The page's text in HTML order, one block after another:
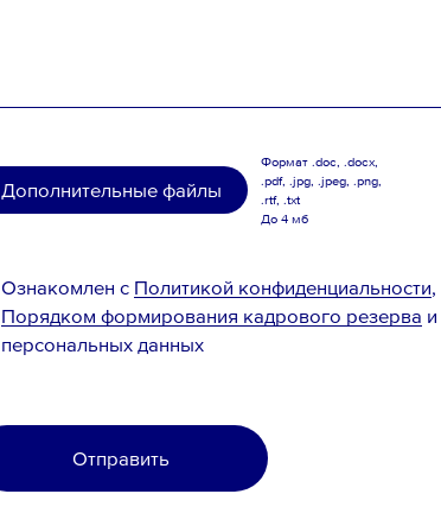
Дополнительные файлы
Формат .doc, .docx,
.pdf, .jpg, .jpeg, .png,
.rtf, .txt
До 4 мб
Ознакомлен с Политикой конфиденциальности,
Порядком формирования кадрового резерва и
персональных данных
Отправить